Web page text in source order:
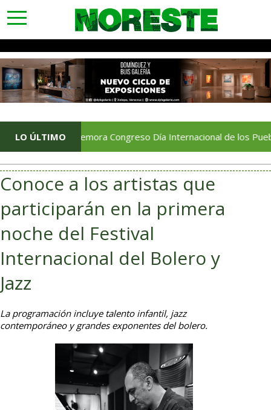
toggle
navigation
LO ÚLTIMO
Conmemora Congreso Día Internacional de los Pueblos
Conoce a los artistas que
participarán en la primera
noche del Festival
Internacional del Bolero y
Jazz
La programación incluye talento infantil, jazz
contemporáneo y grandes exponentes del bolero.